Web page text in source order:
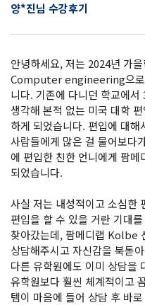
양*진님 수강후기
안녕하세요, 저는 2024년
Computer engineering으로
니다. 기존에 다니던 학교에
생각해 본적 없는 미국 대학
하게 되었습니다. 편입에 대
사람들에게 많은 걸 물어보다
에 편입한 친한 언니에게 팜
되었습니다.
사실 저는 내성적이고 소심한
편입을 할 수 있을 거란 기대
찾아갔는데, 팜메디랩 Kolbe
상담해주시고 자신감을 북돋
다른 유학원에도 이미 상담을
유학원보다 훨씬 체계적이고
템이 마음에 들어 상담 후 바